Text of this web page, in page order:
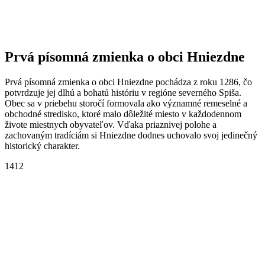
Prvá písomná zmienka o obci Hniezdne
Prvá písomná zmienka o obci Hniezdne pochádza z roku 1286, čo
potvrdzuje jej dlhú a bohatú históriu v regióne severného Spiša.
Obec sa v priebehu storočí formovala ako významné remeselné a
obchodné stredisko, ktoré malo dôležité miesto v každodennom
živote miestnych obyvateľov. Vďaka priaznivej polohe a
zachovaným tradíciám si Hniezdne dodnes uchovalo svoj jedinečný
historický charakter.
1412